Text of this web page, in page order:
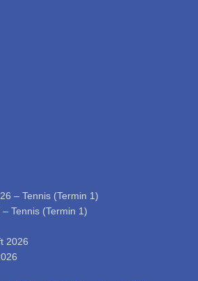
Tennis (Termin 1)